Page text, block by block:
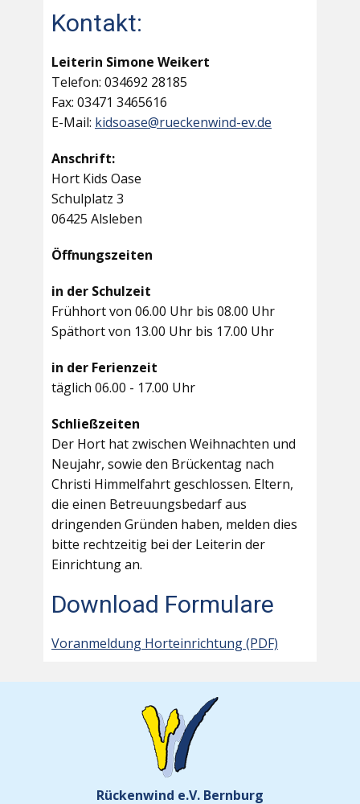
Kontakt:
Leiterin Simone Weikert
Telefon: 034692 28185
Fax: 03471 3465616
E-Mail: kidsoase@rueckenwind-ev.de
Anschrift:
Hort Kids Oase
Schulplatz 3
06425 Alsleben
Öffnungszeiten
in der Schulzeit
Frühhort von 06.00 Uhr bis 08.00 Uhr
Späthort von 13.00 Uhr bis 17.00 Uhr
in der Ferienzeit
täglich 06.00 - 17.00 Uhr
Schließzeiten
Der Hort hat zwischen Weihnachten und
Neujahr, sowie den Brückentag nach
Christi Himmelfahrt geschlossen. Eltern,
die einen Betreuungsbedarf aus
dringenden Gründen haben, melden dies
bitte rechtzeitig bei der Leiterin der
Einrichtung an.
Download Formulare
Voranmeldung Horteinrichtung (PDF)
Rückenwind e.V. Bernburg